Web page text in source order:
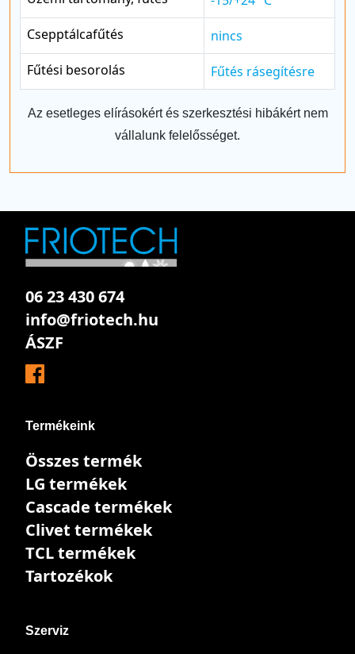
Csepptálcafűtés
nincs
Fűtési besorolás
Fűtés rásegítésre
Az esetleges elírásokért és szerkesztési hibákért nem
vállalunk felelősséget.
06 23 430 674
info@friotech.hu
ÁSZF
Termékeink
Összes termék
LG termékek
Cascade termékek
Clivet termékek
TCL termékek
Tartozékok
Szerviz